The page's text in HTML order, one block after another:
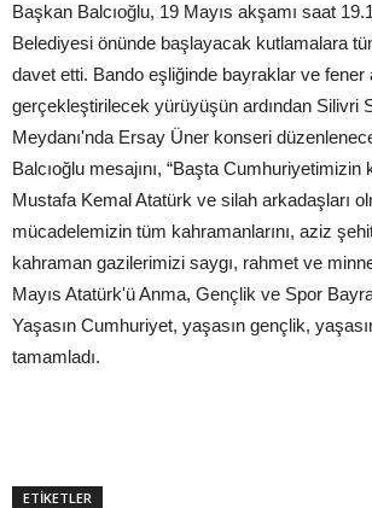
Başkan Balcıoğlu, 19 Mayıs akşamı saat
Belediyesi önünde başlayacak kutlamalara
davet etti. Bando eşliğinde bayraklar ve fener
gerçekleştirilecek yürüyüşün ardından Silivri
Meydanı'nda Ersay Üner konseri
Balcıoğlu mesajını, “Başta
Mustafa Kemal Atatürk ve silah arkadaşları
mücadelemizin tüm kahramanlarını, aziz
kahraman gazilerimizi saygı, rahmet ve
Mayıs Atatürk'ü Anma, Gençlik ve Spor
Yaşasın Cumhuriyet, yaşasın gençlik,
tamamladı.
ETİKETLER